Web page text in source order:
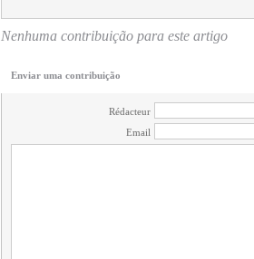
Nenhuma contribuição para este artigo
Enviar uma contribuição
Rédacteur
Email